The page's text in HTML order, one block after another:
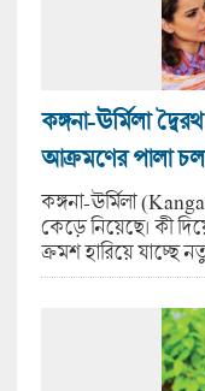
কঙ্গনা-ঊর্মিলা
আক্রমণের পালা
কঙ্গনা-ঊর্মিলা
কেড়ে নিয়েছে। কী
ক্রমশ হারিয়ে যাচ্ছে